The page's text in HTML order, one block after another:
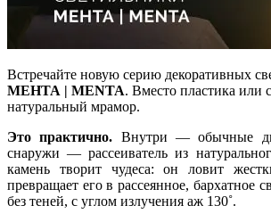
Встречайте новую серию декоративных
МЕНТА | MENTA. Вместо пластика или
натуральный мрамор.
Это практично. Внутри — обычные
снаружи — рассеиватель из
камень творит чудеса: он ловит
превращает его в рассеянное, бархатное
без теней, с углом излучения аж 130˚.